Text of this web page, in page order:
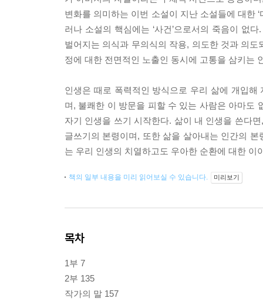
변화를 의미하는 이번 소설이 지난 소설들에 대한
러나 소설의 핵심에는 ‘사건’으로서의 죽음이 없
벌어지는 의식과 무의식의 작용, 의도한 것과 의
정에 대한 전면적인 노출인 동시에 고통을 삼키는
인생은 때로 폭력적인 방식으로 우리 삶에 개입
며, 불쾌한 이 방문을 피할 수 있는 사람은 아마도
자기 인생을 쓰기 시작한다. 삶이 내 인생을 쓴다
글쓰기의 본령이며, 또한 삶을 살아내는 인간의
는 우리 인생의 치열하고도 우아한 순환에 대한 이
책의 일부 내용을 미리 읽어보실 수 있습니다. 미리보기
목차
1부 7
2부 135
작가의 말 157